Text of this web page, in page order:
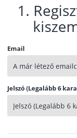
1.
Email
Jelszó (Legalább 6